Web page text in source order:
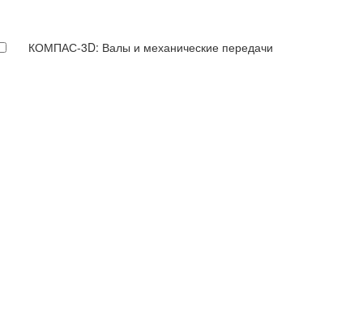
КОМПАС-3D: Валы и механические передачи